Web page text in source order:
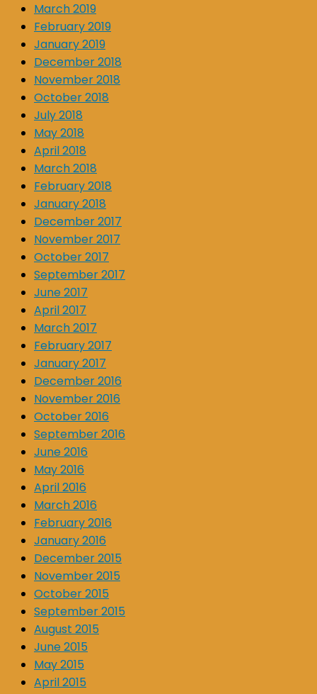
March 2019
February 2019
January 2019
December 2018
November 2018
October 2018
July 2018
May 2018
April 2018
March 2018
February 2018
January 2018
December 2017
November 2017
October 2017
September 2017
June 2017
April 2017
March 2017
February 2017
January 2017
December 2016
November 2016
October 2016
September 2016
June 2016
May 2016
April 2016
March 2016
February 2016
January 2016
December 2015
November 2015
October 2015
September 2015
August 2015
June 2015
May 2015
April 2015